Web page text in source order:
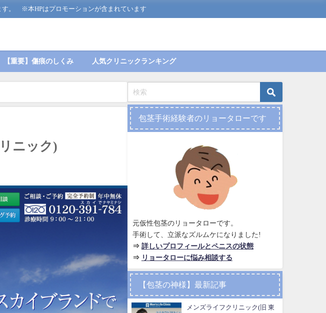
す。 ※本HPはプロモーションが含まれています
【重要】傷痕のしくみ 人気クリニックランキング
ニック)
包茎手術経験者のリョータローです
元仮性包茎のリョータローです。
手術して、立派なズルムケになりました!
⇒ 詳しいプロフィールとペニスの状態
⇒ リョータローに悩み相談する
【包茎の神様】最新記事
メンズライフクリニック(旧 東